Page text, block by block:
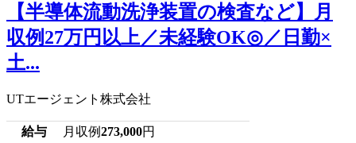
【半導体流動洗浄装置の検査など】月
収例27万円以上／未経験OK◎／日勤×
土...
UTエージェント株式会社
給与 月収例273,000円